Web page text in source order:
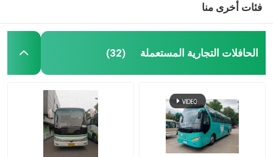
حافلة سياحية مستعملة
حافلة المدينة المستعملة
حافلة فاخرة مستعملة
فئات أخرى منا
الحافلات التجارية المستعملة (32)